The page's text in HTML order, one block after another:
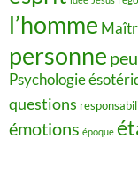
l’homme
personne
Psychologie
questions
émotions époque